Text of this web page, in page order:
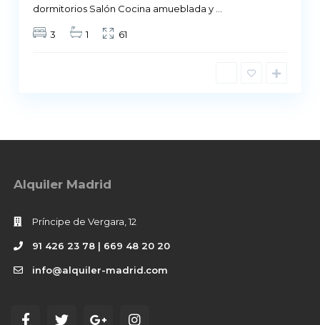
dormitorios Salón Cocina amueblada y
3 1 61
Alquiler Madrid
Príncipe de Vergara, 12
91 426 23 78 | 669 48 20 20
info@alquiler-madrid.com